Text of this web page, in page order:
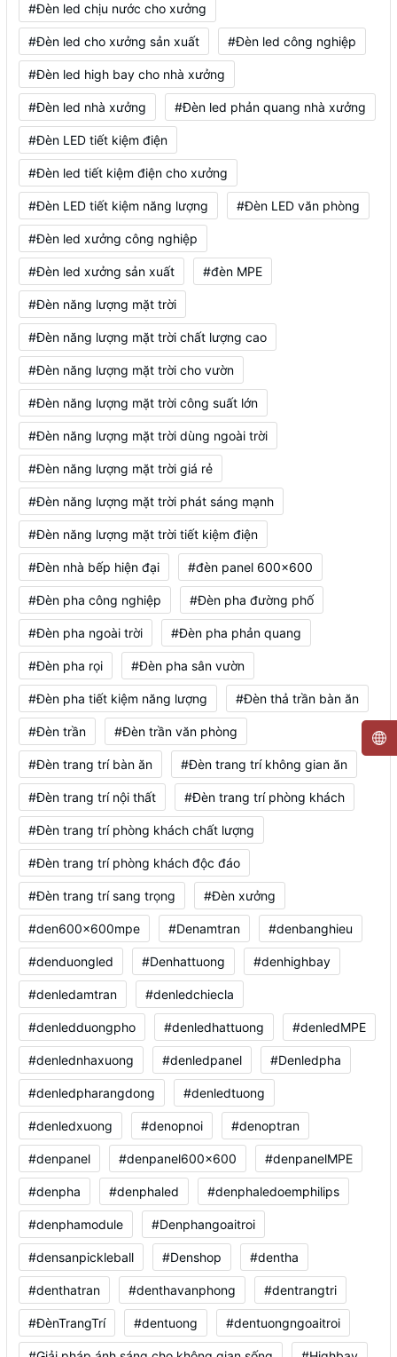
#Đèn led chịu nước cho xưởng
#Đèn led cho xưởng sản xuất #Đèn led công nghiệp
#Đèn led high bay cho nhà xưởng
#Đèn led nhà xưởng #Đèn led phản quang nhà xưởng
#Đèn LED tiết kiệm điện
#Đèn led tiết kiệm điện cho xưởng
#Đèn LED tiết kiệm năng lượng #Đèn LED văn phòng
#Đèn led xưởng công nghiệp
#Đèn led xưởng sản xuất #đèn MPE
#Đèn năng lượng mặt trời
#Đèn năng lượng mặt trời chất lượng cao
#Đèn năng lượng mặt trời cho vườn
#Đèn năng lượng mặt trời công suất lớn
#Đèn năng lượng mặt trời dùng ngoài trời
#Đèn năng lượng mặt trời giá rẻ
#Đèn năng lượng mặt trời phát sáng mạnh
#Đèn năng lượng mặt trời tiết kiệm điện
#Đèn nhà bếp hiện đại #đèn panel 600x600
#Đèn pha công nghiệp #Đèn pha đường phố
#Đèn pha ngoài trời #Đèn pha phản quang
#Đèn pha rọi #Đèn pha sân vườn
#Đèn pha tiết kiệm năng lượng #Đèn thả trần bàn ăn
#Đèn trần #Đèn trần văn phòng
#Đèn trang trí bàn ăn #Đèn trang trí không gian ăn
#Đèn trang trí nội thất #Đèn trang trí phòng khách
#Đèn trang trí phòng khách chất lượng
#Đèn trang trí phòng khách độc đáo
#Đèn trang trí sang trọng #Đèn xưởng
#den600x600mpe #Denamtran #denbanghieu
#denduongled #Denhattuong #denhighbay
#denledamtran #denledchiecla
#denledduongpho #denledhattuong #denledMPE
#denlednhaxuong #denledpanel #Denledpha
#denledpharangdong #denledtuong
#denledxuong #denopnoi #denoptran
#denpanel #denpanel600x600 #denpanelMPE
#denpha #denphaled #denphaledoemphilips
#denphamodule #Denphangoaitroi
#densanpickleball #Denshop #dentha
#denthatran #denthavanphong #dentrangtri
#ĐènTrangTrí #dentuong #dentuongngoaitroi